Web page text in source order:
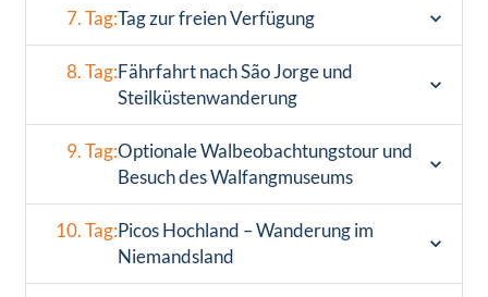
7. Tag:Tag zur freien Verfügung
8. Tag:Fährfahrt nach São Jorge und
Steilküstenwanderung
9. Tag:Optionale Walbeobachtungstour und
Besuch des Walfangmuseums
10. Tag:Picos Hochland – Wanderung im
Niemandsland